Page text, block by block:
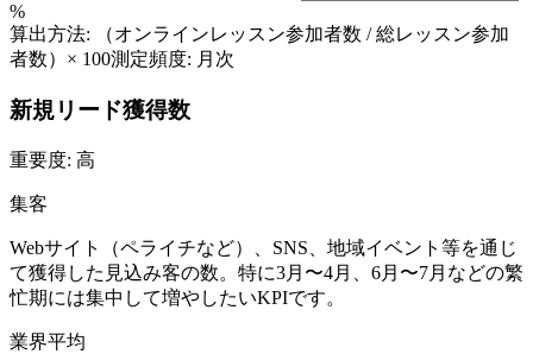
%
算出方法:
（オンラインレッスン参加者数 / 総レッスン参加
者数）× 100測定頻度: 月次
新規リード獲得数
重要度: 高
集客
Webサイト（ペライチなど）、SNS、地域イベント等を通じ
て獲得した見込み客の数。特に3月〜4月、6月〜7月などの繁
忙期には集中して増やしたいKPIです。
業界平均